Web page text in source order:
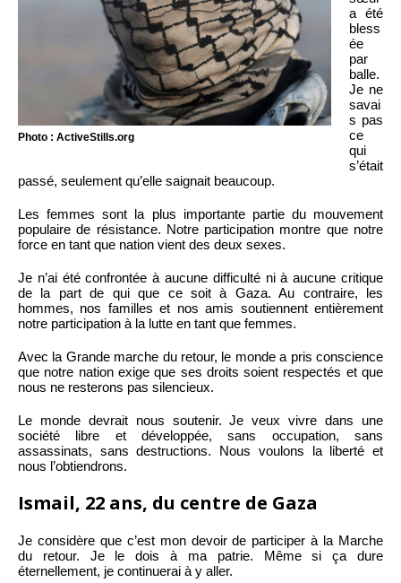
Photo : ActiveStills.org
a été
bless
ée
par
balle.
Je ne
savai
s pas
ce
qui
s’était
passé, seulement qu’elle saignait beaucoup.
Les femmes sont la plus importante partie du mouvement
populaire de résistance. Notre participation montre que notre
force en tant que nation vient des deux sexes.
Je n’ai été confrontée à aucune difficulté ni à aucune critique
de la part de qui que ce soit à Gaza. Au contraire, les
hommes, nos familles et nos amis soutiennent entièrement
notre participation à la lutte en tant que femmes.
Avec la Grande marche du retour, le monde a pris conscience
que notre nation exige que ses droits soient respectés et que
nous ne resterons pas silencieux.
Le monde devrait nous soutenir. Je veux vivre dans une
société libre et développée, sans occupation, sans
assassinats, sans destructions. Nous voulons la liberté et
nous l’obtiendrons.
Ismail, 22 ans, du centre de Gaza
Je considère que c’est mon devoir de participer à la Marche
du retour. Je le dois à ma patrie. Même si ça dure
éternellement, je continuerai à y aller.